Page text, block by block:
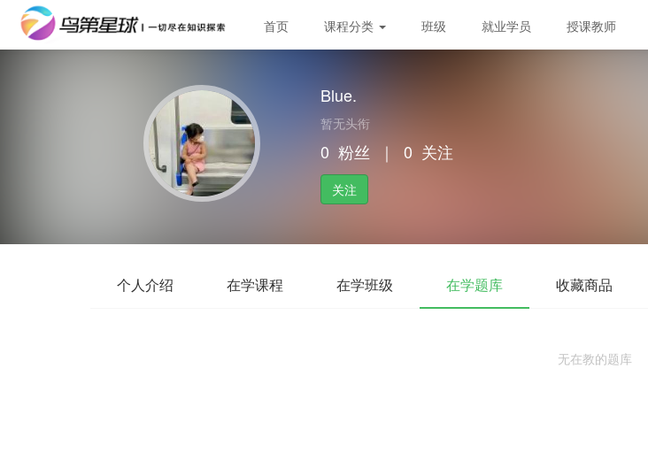
首页 课程分类 班级 就业学员 授课教师
Blue.
暂无头衔
0 粉丝 ｜ 0 关注
关注
个人介绍 在学课程 在学班级 在学题库 收藏商品
无在教的题库